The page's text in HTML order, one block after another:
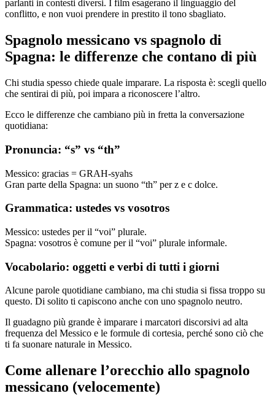
parlanti in contesti diversi. I film esagerano il linguaggio del
conflitto, e non vuoi prendere in prestito il tono sbagliato.
Spagnolo messicano vs spagnolo di
Spagna: le differenze che contano di più
Chi studia spesso chiede quale imparare. La risposta è: scegli quello
che sentirai di più, poi impara a riconoscere l’altro.
Ecco le differenze che cambiano più in fretta la conversazione
quotidiana:
Pronuncia: “s” vs “th”
Messico: gracias = GRAH-syahs
Gran parte della Spagna: un suono “th” per z e c dolce.
Grammatica: ustedes vs vosotros
Messico: ustedes per il “voi” plurale.
Spagna: vosotros è comune per il “voi” plurale informale.
Vocabolario: oggetti e verbi di tutti i giorni
Alcune parole quotidiane cambiano, ma chi studia si fissa troppo su
questo. Di solito ti capiscono anche con uno spagnolo neutro.
Il guadagno più grande è imparare i marcatori discorsivi ad alta
frequenza del Messico e le formule di cortesia, perché sono ciò che
ti fa suonare naturale in Messico.
Come allenare l’orecchio allo spagnolo
messicano (velocemente)